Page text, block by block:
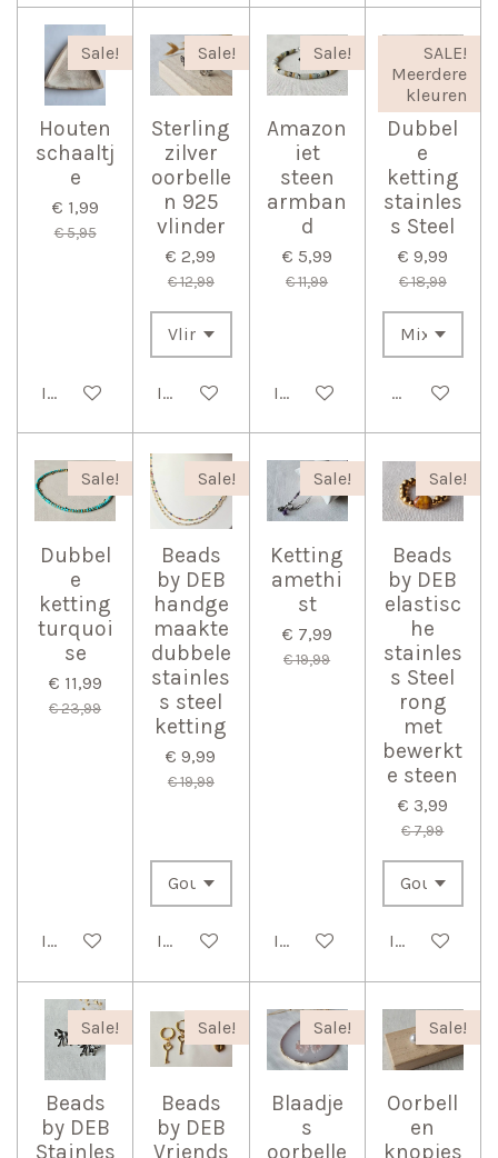
Sale!
Houten
schaaltj
e
€ 1,99
€ 5,95
In winkelwagen
Sale!
Sterling
zilver
oorbelle
n 925
vlinder
€ 2,99
€ 12,99
In winkelwagen
Sale!
Amazon
iet
steen
armban
d
€ 5,99
€ 11,99
In winkelwagen
SALE!
Meerdere
kleuren
Dubbel
e
ketting
stainles
s Steel
€ 9,99
€ 18,99
Bekijk
Sale!
Dubbel
e
ketting
turquoi
se
€ 11,99
€ 23,99
In winkelwagen
Sale!
Beads
by DEB
handge
maakte
dubbele
stainles
s steel
ketting
€ 9,99
€ 19,99
In winkelwagen
Sale!
Ketting
amethi
st
€ 7,99
€ 19,99
In winkelwagen
Sale!
Beads
by DEB
elastisc
he
stainles
s Steel
rong
met
bewerkt
e steen
€ 3,99
€ 7,99
In
Sale!
Beads
by DEB
Stainles
Sale!
Beads
by DEB
Vriends
Sale!
Blaadje
s
oorbelle
Sale!
Oorbell
en
knopjes